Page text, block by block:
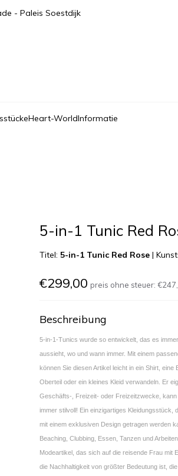
- Paleis Soestdijk
Heart-WorldInformatie
5-in-1 Tunic Red
Titel:5-in-1 Tunic Red Rose |
€299,00 preis ohne steuer:
Beschreibung
5-in-1-Tunics wurde so entwickelt, das es
aussieht, wo und wann immer. Mit einem
können Sie diesen Artikel leicht in ein Shirt, eine
Oberteil oder ein kleines Kleid verwandeln. Er
Geschäfts-, Freizeit- oder Freizeitzwecke,
immer stilvoll! Ein einzigartiges Kleidungsstück,
mit einem exklusiven Design getragen werden
Beaching, Clubbing, Essen, Tanzen und
Modeartikel, das sich auf die reisende Frau mit
die Nachhaltigkeit von größter Bedeutung ist,